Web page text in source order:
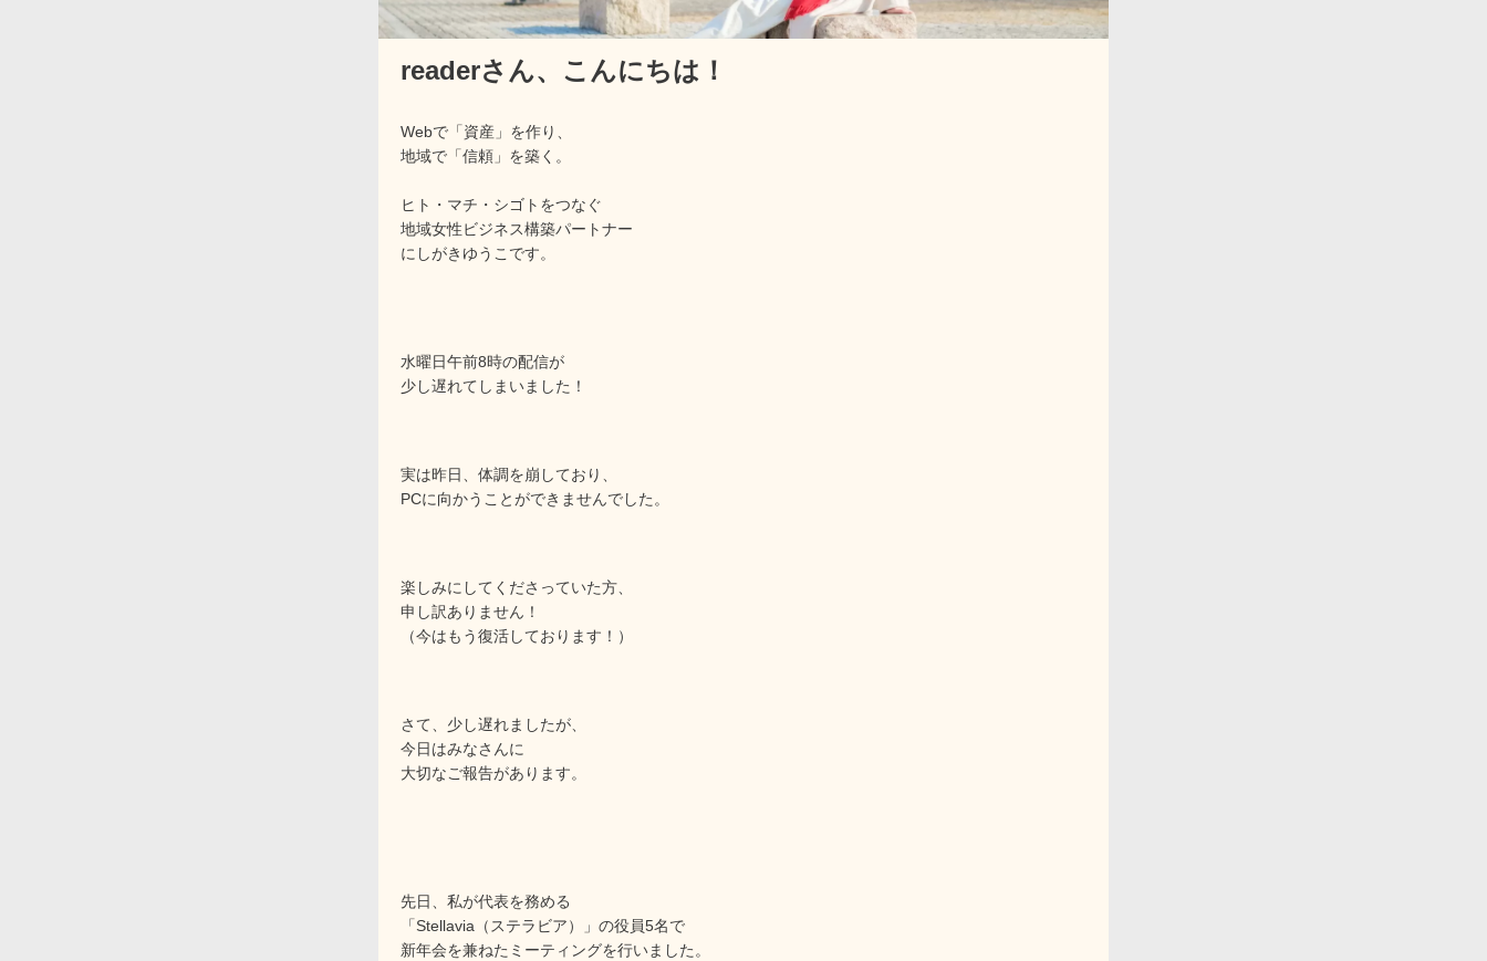
readerさん、 こんにちは！
Webで「資産」を作り、
地域で「信頼」を築く。
ヒト・マチ・シゴトをつなぐ
地域女性ビジネス構築パートナー
にしがきゆうこです。
水曜日午前8時の配信が
少し遅れてしまいました！
実は昨日、体調を崩しており、
PCに向かうことができませんでした。
楽しみにしてくださっていた方、
申し訳ありません！
（今はもう復活しております！）
さて、少し遅れましたが、
今日はみなさんに
大切なご報告があります。
先日、私が代表を務める
「Stellavia（ステラビア）」の役員5名で
新年会を兼ねたミーティングを行いました。